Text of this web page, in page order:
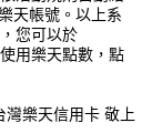
天帳號。以上系
您可以於
用樂天點數，點
灣樂天信用卡 敬上